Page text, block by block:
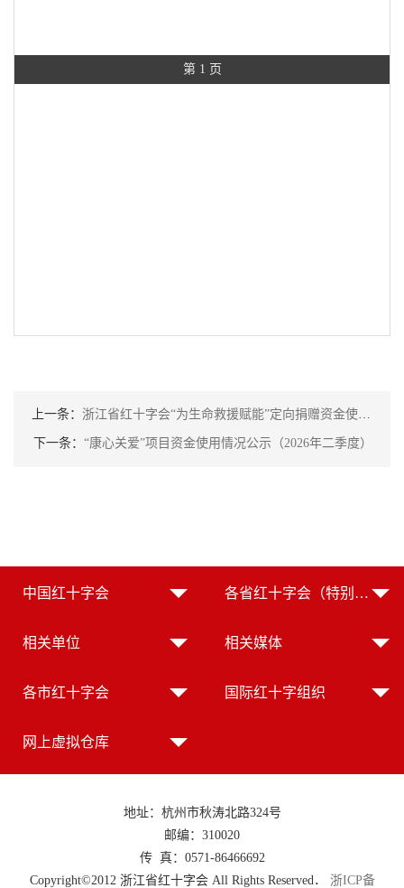
第 1 页
上一条： 浙江省红十字会“为生命救援赋能”定向捐赠资金使用情况公示（2026年二季度）
下一条： “康心关爱”项目资金使用情况公示（2026年二季度）
中国红十字会 各省红十字会（特别行政区红十字会）
相关单位 相关媒体
各市红十字会 国际红十字组织
网上虚拟仓库
地址：杭州市秋涛北路324号
邮编：310020
传 真：0571-86466692
Copyright©2012 浙江省红十字会 All Rights Reserved． 浙ICP备